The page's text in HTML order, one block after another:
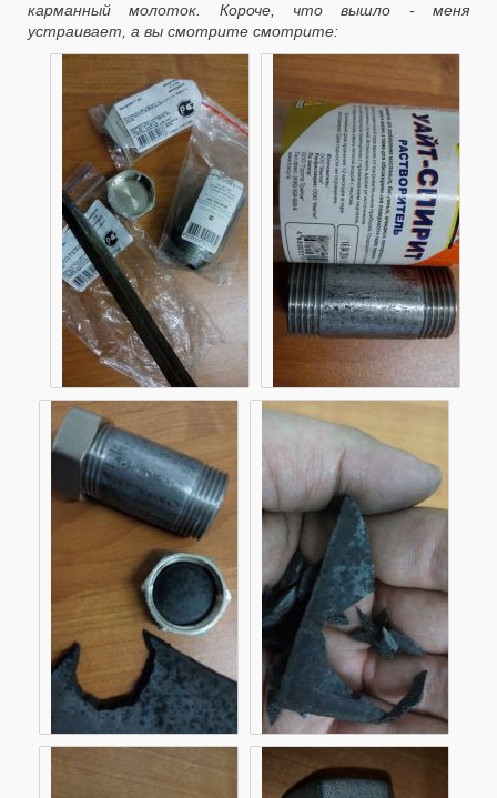
карманный молоток. Короче, что вышло - меня
устраивает, а вы смотрите смотрите: